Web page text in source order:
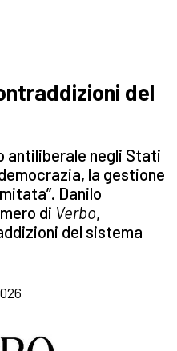
del
antiliberale negli Stati
la gestione
Danilo
di Verbo,
del sistema